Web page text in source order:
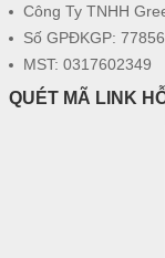
Công Ty TNHH
Số GPĐKGP:
MST: 0317602349
QUÉT MÃ LINK